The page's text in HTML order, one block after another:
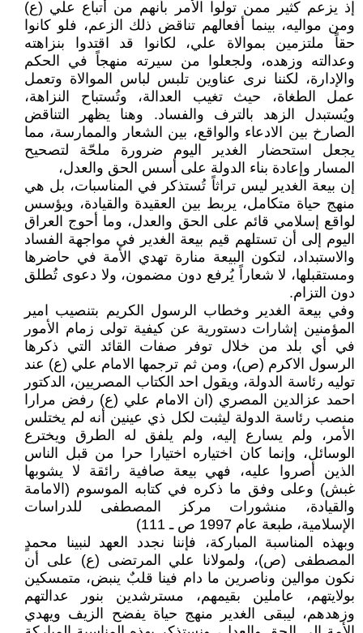
إذ يزعم كثير ممن تولوا الأمر بأنهم من أتباع علي (ع)
ومن مواليه، بينما أفعالهم تناقض ذلك الزعم، فلو كانوا
حقاً ملتزمين بموالاة علي، لكانوا قد اقتدوا بنزاهته
وعدالته وزهده، ولجعلوا من سيرته منهجاً في الحكم
والإدارة، لكننا نرى عناوين تلبس لباس الموالاة وتعمل
عمل الطغاة، حيث تغيب العدالة، وتُستباح النزاهة،
ويُستبدل الزهد بالترف والفساد. وهنا يظهر التناقض
الصارخ بين الادعاء والواقع، بين الشعار والممارسة، مما
يجعل استحضار الغدير اليوم ضرورة ملحّة لتصحيح
المسار وإعادة بناء الدولة على أسس الحق والعدل،
إن بيعة الغدير ليس تراثاً تُستذكر في المناسبات، بل هي
منهج حياة متكامل، يربط بين العقيدة والقيادة، ويؤسس
لواقع إسلامي قائم على الحق والعدل، وما أحوج العراق
اليوم إلى أن تستلهم قيم بيعة الغدير في مواجهة الفساد
والاستبداد، لتكون البيعة منارة تهدي الأمة في حاضرها
ومستقبلها، لا شعاراً يُرفع دون مضمون، ولا دعوى تُطلق
دون التزام.
وفي بيعة الغدير وخطاب الرسول الكريم بتنصيب امير
المؤمنين إشارات دستورية عن كيفية تولى زمام الأمور
في أي بلد من خلال توفر صفات القائد التي ذكرها
الرسول الاكرم (ص)، ومن ثم ترجمها الامام علي (ع) عند
توليه رئاسة الدولة، ويقول احد الكتاب المصريين، الدكتور
احمد عزالدين المصري (ان الامام علي (ع) رفض مرارا
منصب رئاسة الدولة ليثبت لكل ذي عينين أنه لم يختلس
الأمر، ولم يسارع إليه، ولم يلفق له الطرق ويخترع
الوسائل، وإنما كان اختياره اختيارا حرا من قبل الناس
الذين أصروا عليه، فهي بيعة صافية رائقة لا يشوبها
غبش) وعلى وفق ما ذكره في كتابه الموسوم (الامامة
والقيادة، منشورات مركز المصطفى للدراسات
الإسلامية، طبعة عام 1997 ص ـ 111)
وبهذه المناسبة المباركة، فإننا نجدد العهد لنبينا محمدٍ
المصطفى (ص)، ولمولانا علي المرتضى (ع) على أن
نكون موالين وناصرين ما دام فينا قلبٌ ينبض، متمسكين
بولايتهم، عاملين بقيمهم، مسترشدين بنور عدالتهم
وزهدهم، ليبقى الغدير منهج حياة يفضح الزيف ويهدي